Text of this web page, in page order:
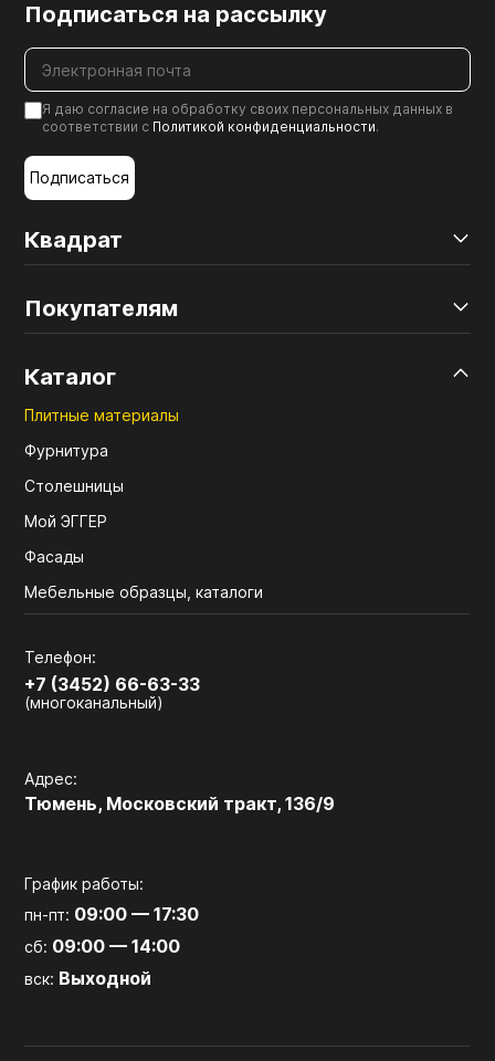
Квадрат
Покупателям
Каталог
Плитные материалы
Фурнитура
Столешницы
Мой ЭГГЕР
Фасады
Мебельные образцы, каталоги
Телефон:
+7 (3452) 66-63-33
(многоканальный)
Адрес:
Тюмень, Московский тракт, 136/9
График работы:
пн-пт: 09:00 — 17:30
сб: 09:00 — 14:00
вск: Выходной
Подписаться на рассылку
Я даю согласие на обработку своих персональных данных в
соответствии с Политикой конфиденциальности.
Подписаться